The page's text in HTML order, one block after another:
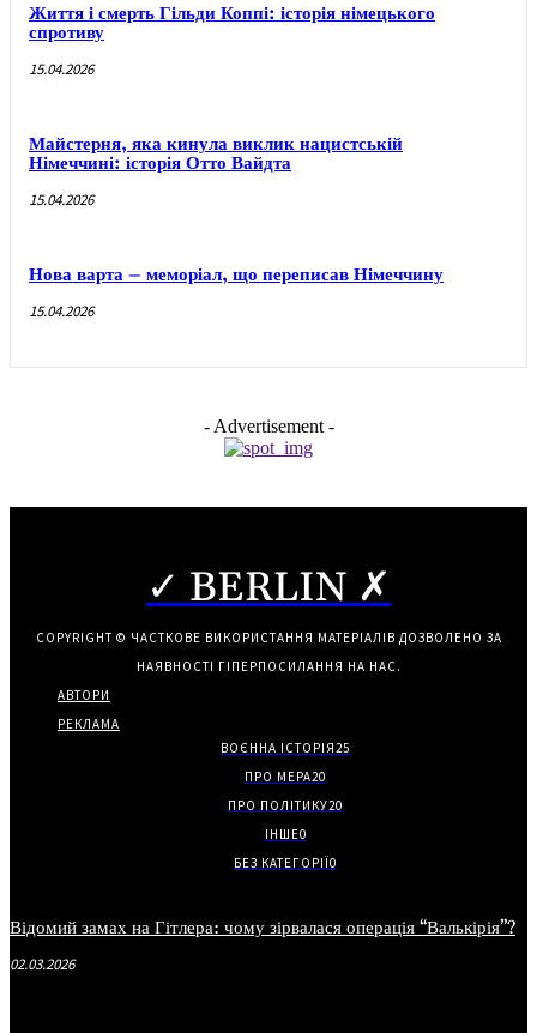
Життя і смерть Гільди Коппі: історія німецького
спротиву
15.04.2026
Майстерня, яка кинула виклик нацистській
Німеччині: історія Отто Вайдта
15.04.2026
Нова варта – меморіал, що переписав Німеччину
15.04.2026
- Advertisement -
✓ BERLIN ✗
COPYRIGHT © ЧАСТКОВЕ ВИКОРИСТАННЯ МАТЕРІАЛІВ ДОЗВОЛЕНО ЗА
НАЯВНОСТІ ГІПЕРПОСИЛАННЯ НА НАС.
АВТОРИ
РЕКЛАМА
ВОЄННА ІСТОРІЯ25
ПРО МЕРА20
ПРО ПОЛІТИКУ20
ІНШЕ0
БЕЗ КАТЕГОРІЇ0
Відомий замах на Гітлера: чому зірвалася операція “Валькірія”?
02.03.2026